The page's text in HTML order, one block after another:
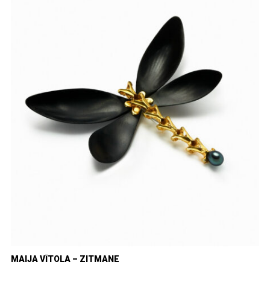
MAIJA VĪTOLA – ZITMANE